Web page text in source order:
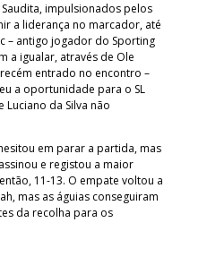
impulsionados pelos
a liderança no marcador, até
– antigo jogador do Sporting
a igualar, através de Ole
entrado no encontro –
a oportunidade para o SL
da Silva não
em parar a partida, mas
e registou a maior
11-13. O empate voltou a
mas as águias conseguiram
da recolha para os